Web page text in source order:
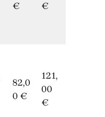
€
€
82,0
0 €
121,
00
€